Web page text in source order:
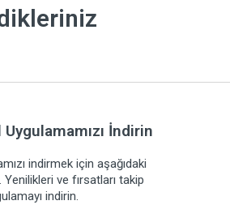
İndirin
indirmek için aşağıdaki
Yenilikleri ve fırsatları takip
indirin.